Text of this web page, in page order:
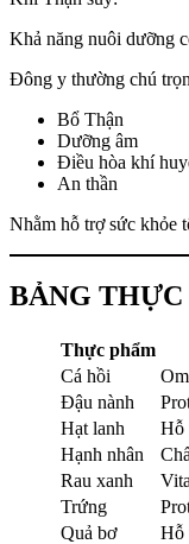
Khả năng nuôi dưỡng
Đông y thường chú
Bổ Thận
Dưỡng âm
Điều hòa khí
An thần
Nhằm hỗ trợ sức khỏe
BẢNG THỰC
Thực phẩm
Cá hồi
Đậu nành
Hạt lanh
Hỗ
Hạnh nhân
Rau xanh
Trứng
Quả bơ
Hỗ